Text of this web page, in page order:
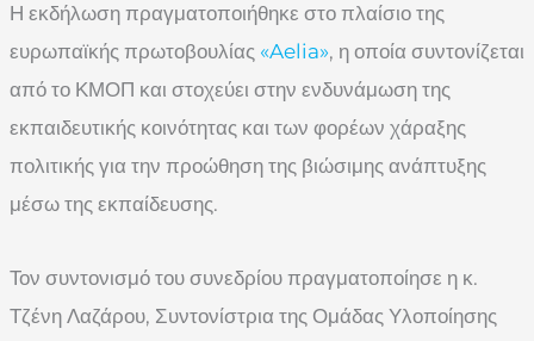
Η εκδήλωση πραγματοποιήθηκε στο πλαίσιο της
ευρωπαϊκής πρωτοβουλίας «Aelia», η οποία συντονίζεται
από το ΚΜΟΠ και στοχεύει στην ενδυνάμωση της
εκπαιδευτικής κοινότητας και των φορέων χάραξης
πολιτικής για την προώθηση της βιώσιμης ανάπτυξης
μέσω της εκπαίδευσης.
Τον συντονισμό του συνεδρίου πραγματοποίησε η κ.
Τζένη Λαζάρου, Συντονίστρια της Ομάδας Υλοποίησης